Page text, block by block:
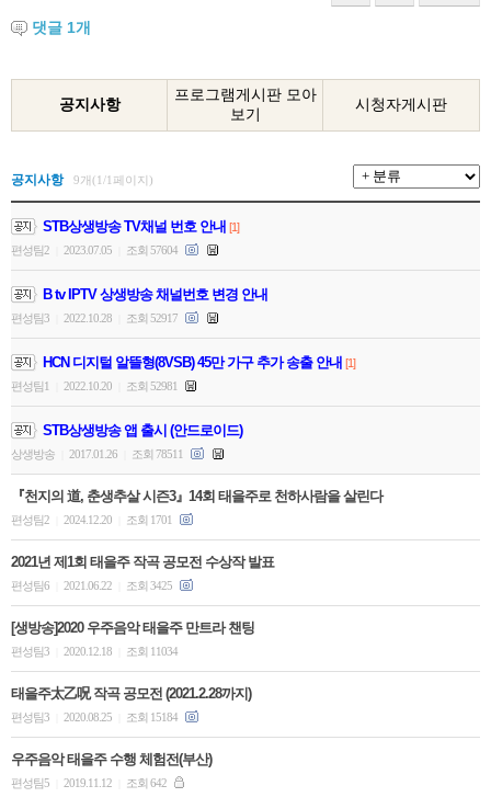
댓글 1개
공지사항
프로그램게시판 모아
보기
시청자게시판
공지사항 9개(1/1페이지)
STB상생방송 TV채널 번호 안내 [1]
편성팀2
2023.07.05 조회 57604
B tv IPTV 상생방송 채널번호 변경 안내
편성팀3 2022.10.28 조회 52917
HCN 디지털 알뜰형(8VSB) 45만 가구 추가 송출 안내 [1]
편성팀1
2022.10.20 조회 52981
STB상생방송 앱 출시 (안드로이드)
상생방송 2017.01.26 조회 78511
『천지의 道, 춘생추살 시즌3』14회 태을주로 천하사람을 살린다
편성팀2 2024.12.20 조회 1701
2021년 제1회 태을주 작곡 공모전 수상작 발표
편성팀6 2021.06.22 조회 3425
[생방송]2020 우주음악 태을주 만트라 챈팅
편성팀3 2020.12.18 조회 11034
태을주太乙呪 작곡 공모전 (2021.2.28까지)
편성팀3 2020.08.25 조회 15184
우주음악 태을주 수행 체험전(부산)
편성팀5 2019.11.12 조회 642